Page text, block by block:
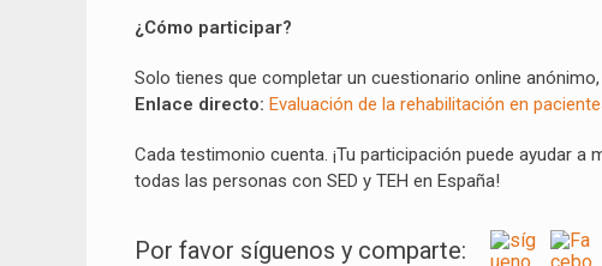
¿Cómo participar?
Solo tienes que completar un cuestionario online
Enlace directo: Evaluación de la rehabilitación en
Cada testimonio cuenta. ¡Tu participación puede ayudar
todas las personas con SED y TEH en España!
Por favor síguenos y comparte: